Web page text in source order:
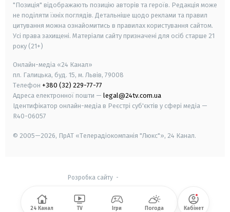
"Позиція" відображають позицію авторів та героїв. Редакція може
не поділяти їхніх поглядів. Детальніше щодо реклами та правил
цитування можна ознайомитись в правилах користування сайтом.
Усі права захищені. Матеріали сайту призначені для осіб старше 21
року (21+)
Онлайн-медіа «24 Канал»
пл. Галицька, буд. 15, м. Львів, 79008
Телефон +380 (32) 229-77-77
Адреса електронної пошти — legal@24tv.com.ua
Ідентифікатор онлайн-медіа в Реєстрі суб'єктів у сфері медіа —
R40-06057
© 2005—2026, ПрАТ «Телерадіокомпанія "Люкс"», 24 Канал.
Розробка сайту-
24 Канал TV Ігри Погода Кабінет